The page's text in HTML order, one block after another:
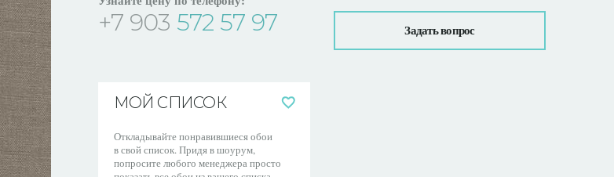
+7 903 572 57 97 Задать вопрос
МОЙ СПИСОК
Откладывайте понравившиеся обои
в свой список. Придя в шоурум,
попросите любого менеджера просто